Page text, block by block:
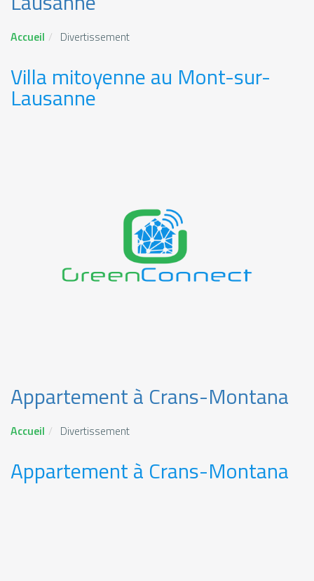
Accueil Divertissement
Villa mitoyenne au Mont-sur-
Lausanne
Appartement à Crans-Montana
Accueil Divertissement
Appartement à Crans-Montana